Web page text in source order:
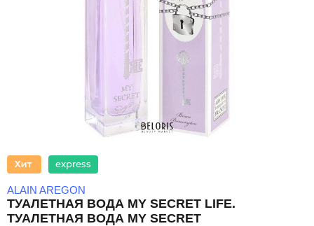
express
ALAIN AREGON
ТУАЛЕТНАЯ ВОДА MY SECRET LIFE.
ТУАЛЕТНАЯ ВОДА MY SECRET